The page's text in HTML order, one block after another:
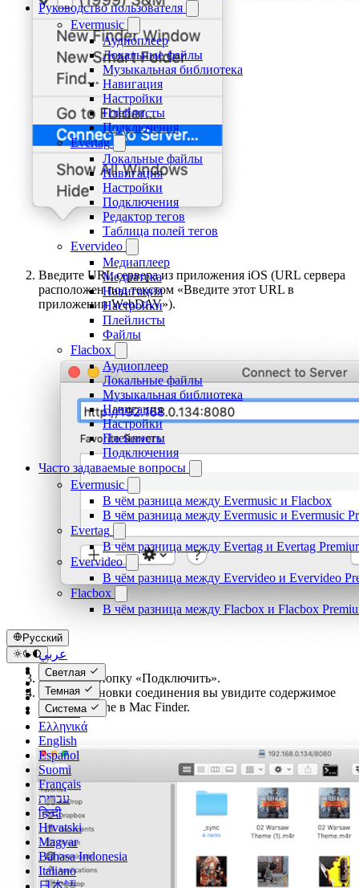
Руководство пользователя
Evermusic
Аудиоплеер
Локальные файлы
Музыкальная библиотека
Навигация
Настройки
Плейлисты
Подключения
Evertag
Локальные файлы
Навигация
Настройки
Подключения
Редактор тегов
Таблица полей тегов
Evervideo
Медиаплеер
Медиатека
Навигация
Настройки
Плейлисты
Файлы
Flacbox
Аудиоплеер
Локальные файлы
Музыкальная библиотека
Навигация
Настройки
Плейлисты
Подключения
Часто задаваемые вопросы
Evermusic
В чём разница между Evermusic и Flacbox
В чём разница между Evermusic и Evermusic
Evertag
В чём разница между Evertag и Evertag
Evervideo
В чём разница между Evervideo и Evervideo
Flacbox
В чём разница между Flacbox и Flacbox
Русский
عربي
Català
Čeština
Dansk
Deutsch
Ελληνικά
English
Español
Suomi
Français
עברית
हिन्दी
Hrvatski
Magyar
Bahasa Indonesia
Italiano
Светлая
Темная
Система
Введите URL сервера из приложения iOS (URL сервера
расположен под текстом «Введите этот URL в
приложении WebDAV»).
Нажмите кнопку «Подключить».
После установки соединения вы увидите содержимое
вашего iPhone в Mac Finder.